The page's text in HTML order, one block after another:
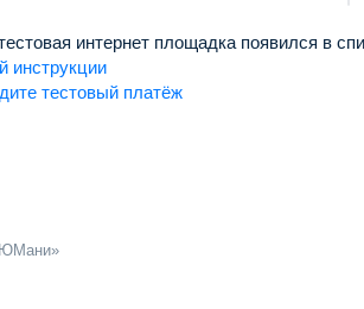
интернет площадка появился в
инструкции
тестовый платёж
»